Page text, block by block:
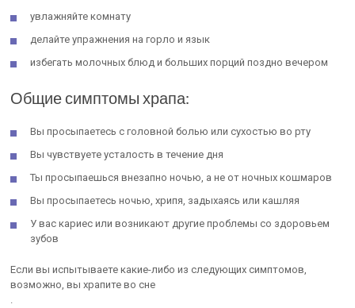
увлажняйте комнату
делайте упражнения на горло и язык
избегать молочных блюд и больших порций поздно вечером
Общие симптомы храпа:
Вы просыпаетесь с головной болью или сухостью во рту
Вы чувствуете усталость в течение дня
Ты просыпаешься внезапно ночью, а не от ночных кошмаров
Вы просыпаетесь ночью, хрипя, задыхаясь или кашляя
У вас кариес или возникают другие проблемы со здоровьем
зубов
Если вы испытываете какие-либо из следующих симптомов,
возможно, вы храпите во сне
.